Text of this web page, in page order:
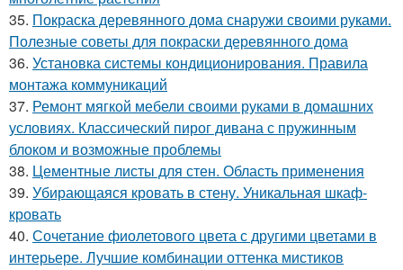
35. Покраска деревянного дома снаружи своими руками.
Полезные советы для покраски деревянного дома
36. Установка системы кондиционирования. Правила
монтажа коммуникаций
37. Ремонт мягкой мебели своими руками в домашних
условиях. Классический пирог дивана с пружинным
блоком и возможные проблемы
38. Цементные листы для стен. Область применения
39. Убирающаяся кровать в стену. Уникальная шкаф-
кровать
40. Сочетание фиолетового цвета с другими цветами в
интерьере. Лучшие комбинации оттенка мистиков